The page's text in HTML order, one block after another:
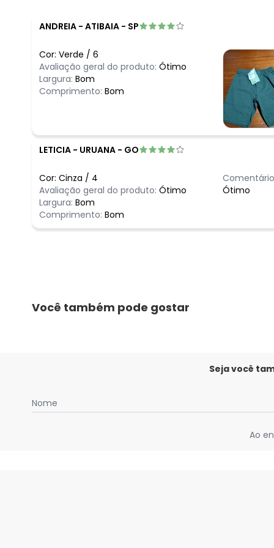
ANDREIA - ATIBAIA - SP
Cor: Verde / 6
Avaliação geral do produto: Ótimo
Largura: Bom
Comprimento: Bom
LETICIA - URUANA - GO
Cor: Cinza / 4
Avaliação geral do produto: Ótimo
Largura: Bom
Comprimento: Bom
Ótimo
Você também pode gostar
Seja você
Nome
Ao